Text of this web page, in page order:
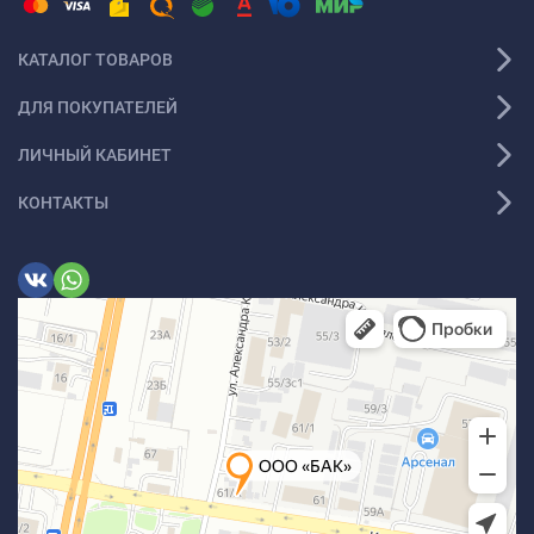
КАТАЛОГ ТОВАРОВ
ДЛЯ ПОКУПАТЕЛЕЙ
ЛИЧНЫЙ КАБИНЕТ
КОНТАКТЫ